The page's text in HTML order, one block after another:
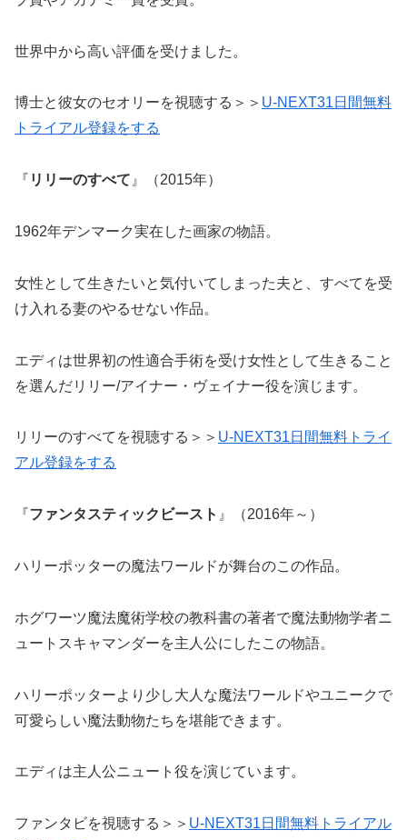
世界中から高い評価を受けました。
博士と彼女のセオリーを視聴する＞＞ U-NEXT31日間無料
トライアル登録をする
『 リリーのすべて 』（2015年）
1962年デンマーク実在した画家の物語。
女性として生きたいと気付いてしまった夫と、すべてを受
け入れる妻のやるせない作品。
エディは世界初の性適合手術を受け女性として生きること
を選んだリリー/アイナー・ヴェイナー役を演じます。
リリーのすべてを視聴する＞＞ U-NEXT31日間無料トライ
アル登録をする
『ファンタスティックビースト 』（2016年～）
ハリーポッターの魔法ワールドが舞台のこの作品。
ホグワーツ魔法魔術学校の教科書の著者で魔法動物学者ニ
ュートスキャマンダーを主人公にしたこの物語。
ハリーポッターより少し大人な魔法ワールドやユニークで
可愛らしい魔法動物たちを堪能できます。
エディは主人公ニュート役を演じています。
ファンタビを視聴する＞＞ U-NEXT31日間無料トライアル